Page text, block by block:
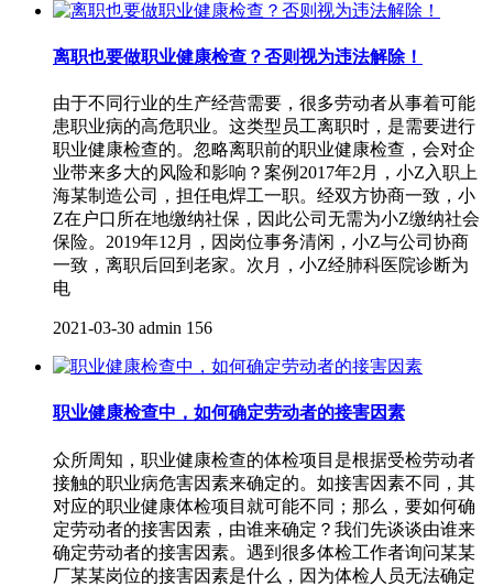
离职也要做职业健康检查？否则视为违法解除！
由于不同行业的生产经营需要，很多劳动者从事着可能
患职业病的高危职业。这类型员工离职时，是需要进行
职业健康检查的。忽略离职前的职业健康检查，会对企
业带来多大的风险和影响？案例2017年2月，小Z入职上
海某制造公司，担任电焊工一职。经双方协商一致，小
Z在户口所在地缴纳社保，因此公司无需为小Z缴纳社会
保险。2019年12月，因岗位事务清闲，小Z与公司协商
一致，离职后回到老家。次月，小Z经肺科医院诊断为
电
2021-03-30 admin 156
职业健康检查中，如何确定劳动者的接害因素
众所周知，职业健康检查的体检项目是根据受检劳动者
接触的职业病危害因素来确定的。如接害因素不同，其
对应的职业健康体检项目就可能不同；那么，要如何确
定劳动者的接害因素，由谁来确定？我们先谈谈由谁来
确定劳动者的接害因素。遇到很多体检工作者询问某某
厂某某岗位的接害因素是什么，因为体检人员无法确定